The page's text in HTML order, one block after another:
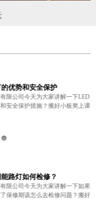
优势和安全保护
限公司今天为大家讲解一下LED
安全保护措施？搬好小板凳上课
路灯如何检修？
限公司今天为大家讲解一下如果
保修期该怎么去检修问题？搬好